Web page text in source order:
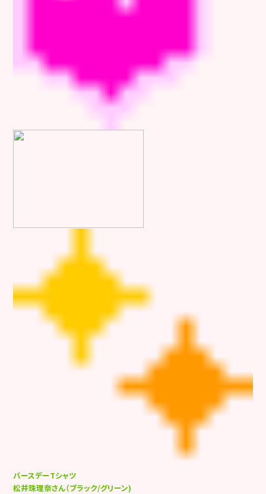
バースデーTシャツ
松井珠理奈さん（ブラック/グリーン)